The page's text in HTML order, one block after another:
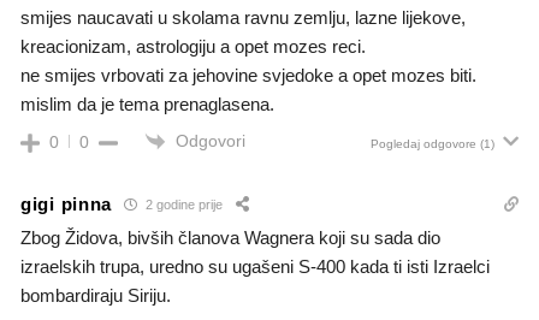
smijes naucavati u skolama ravnu zemlju, lazne lijekove,
kreacionizam, astrologiju a opet mozes reci.
ne smijes vrbovati za jehovine svjedoke a opet mozes biti.
mislim da je tema prenaglasena.
0 0 Odgovori Pogledaj odgovore (1)
gigi pinna 2 godine prije
Zbog Židova, bivših članova Wagnera koji su sada dio
izraelskih trupa, uredno su ugašeni S-400 kada ti isti Izraelci
bombardiraju Siriju.